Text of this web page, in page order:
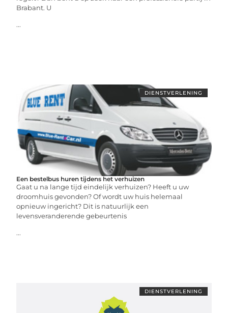
Brabant. U
...
DIENSTVERLENING
Een bestelbus huren tijdens het verhuizen
Gaat u na lange tijd eindelijk verhuizen? Heeft u uw
droomhuis gevonden? Of wordt uw huis helemaal
opnieuw ingericht? Dit is natuurlijk een
levensveranderende gebeurtenis
...
DIENSTVERLENING